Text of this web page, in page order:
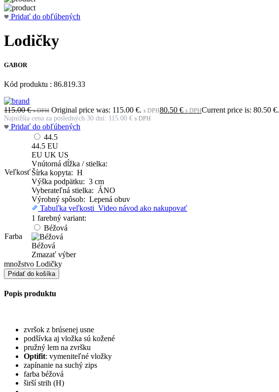
Pridať do obľúbených
Lodičky
GABOR
Kód produktu : 86.819.33
115.00€s DPH Original price was: 115.00 €. s DPH80.50 € s DPHCurrent price is: 80.50 €.
Najnižšia cena za posledných 30 dní: 115.00 € s DPH
Pridať do obľúbených
Veľkosť
44.5
44.5 EU
EU UK US
Vnútorná dĺžka / stielka:
Šírka kopyta: H
Výška podpätku: 3 cm
Vyberateľná stielka: ÁNO
Výrobný spôsob: Lepená obuv
Tabuľka veľkosti Video návod ako nakupovať
Farba
1 farebný variant:
Béžová
Béžová
Zmazať výber
množstvo Lodičky
Pridať do košíka
Popis produktu
zvršok z brúsenej usne
podšívka aj vložka sú kožené
pružný lem na zvršku
Optifit: vymeniteľné vložky
zapínanie na suchý zips
farba béžová
širší strih (H)